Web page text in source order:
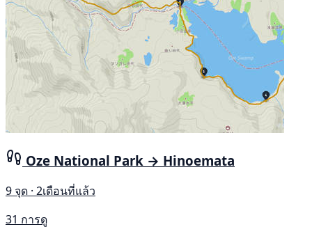
Oze National Park → Hinoemata
9 จุด · 2เดือนที่แล้ว
31 การดู